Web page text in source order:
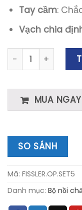
Tay cầm:
Vạch chia
Bộ Nồi 5 Món
MUA NGAY
SO SÁNH
Mã: FISSLER.OP.SET5
Danh mục: Bộ nồi